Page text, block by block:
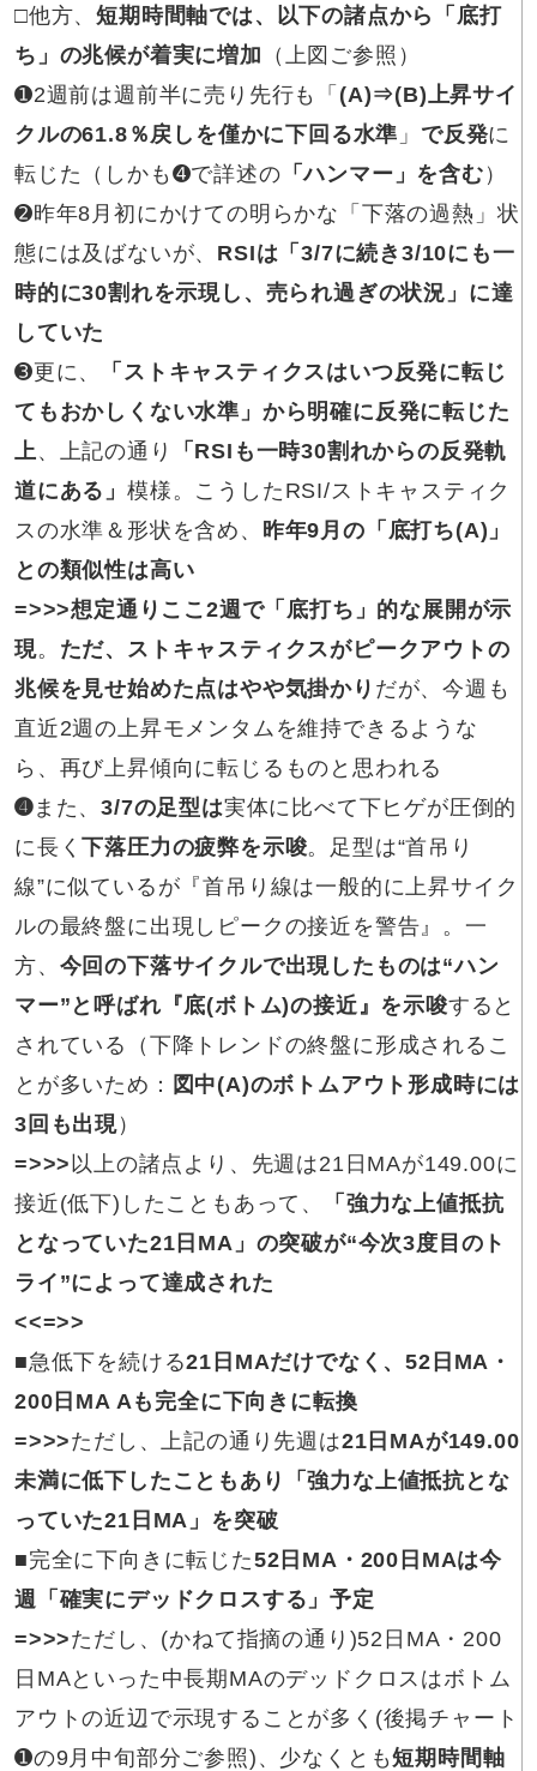
□他方、短期時間軸では、以下の諸点から「底打
ち」の兆候が着実に増加 （上図ご参照）
➊2週前は週前半に売り先行も「 (A)⇒(B)上昇サイ
クルの61.8％戻しを僅かに下回る水準 」 で反発に
転じた（しかも➍で詳述の 「ハンマー」を含む ）
➋昨年8月初にかけての明らかな「下落の過熱」状
態には及ばないが、 RSIは「3/7に続き3/10にも一
時的に30割れを示現し、売られ過ぎの状況」に達
していた
➌更に、
「ストキャスティクスはいつ反発に転じ
てもおかしくない水準」から明確に反発に転じた
上 、上記の通り
「RSIも一時30割れからの反発軌
道にある」 模様。こうしたRSI/ストキャスティク
スの水準＆形状を含め、
昨年9月の「底打ち(A)」
との類似性は高い
=>>>想定通りここ2週で「底打ち」的な展開が示
現。 ただ、ストキャスティクスがピークアウトの
兆候を見せ始めた点はやや気掛かり だが、今週も
直近2週の上昇モメンタムを維持できるような
ら、再び上昇傾向に転じるものと思われる
➍また、3/7の足型は実体に比べて下ヒゲが圧倒的
に長く下落圧力の疲弊を示唆。足型は“首吊り
線”に似ているが『首吊り線は一般的に上昇サイク
ルの最終盤に出現しピークの接近を警告』。一
方、 今回の下落サイクルで出現したものは“ハン
マー”と呼ばれ『底(ボトム)の接近』を示唆すると
されている（下降トレンドの終盤に形成されるこ
とが多いため： 図中(A)のボトムアウト形成時には
3回も出現）
=>>> 以上の諸点より、先週は21日MAが149.00に
接近(低下)したこともあって、
「強力な上値抵抗
となっていた21日MA」の突破が“今次3度目のト
ライ”によって達成された
<<=>>
■急低下を続ける21日MAだけでなく、52日MA・
200日MA Aも完全に下向きに転換
=>>>ただし、上記の通り先週は21日MAが149.00
未満に低下したこともあり「強力な上値抵抗とな
っていた21日MA」を突破
■完全に下向きに転じた52日MA・200日MAは今
週「確実にデッドクロスする」予定
=>>>ただし、(かねて指摘の通り)52日MA・200
日MAといった中長期MAのデッドクロスはボトム
アウトの近辺で示現することが多く(後掲チャート
➊の9月中旬部分ご参照)、少なくとも短期時間軸